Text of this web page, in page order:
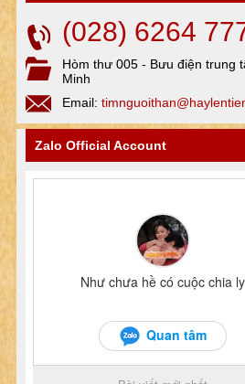
(028) 6264
Hòm thư 005 - Bưu điện trung
Minh
Email:
Zalo Official Account